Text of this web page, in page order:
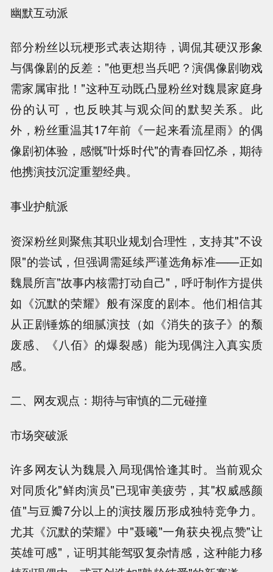
幽默互动派
部分粉丝以玩梗形式表达期待，调侃其硬汉形象
与偶像剧的反差："他更想当兵吧？演偶像剧吻戏
需家属审批！"这种互动既凸显粉丝对魏晨家庭身
份的认可，也反映其与观众间的默契关系。此
外，粉丝重温其17年前《一起来看流星雨》的偶
像剧初体验，感慨"叶烁时代"的青春回忆杀，期待
他携演技沉淀重塑经典。
事业护航派
资深粉丝则聚焦其职业规划合理性，支持其"不设
限"的尝试，但强调需延续严谨选角标准——正如
魏晨所言"故事内核需打动自己"，呼吁制作方提供
如《沉默的荣耀》般有深度的剧本。他们相信其
从正剧锤炼的细腻演技（如《消失的孩子》的颓
废感、《八佰》的爆裂感）能为现偶注入真实质
感。
二、网友观点：期待与审慎的二元碰撞
市场突破派
许多网友认为魏晨入局现偶恰逢其时。当前观众
对同质化"鲜肉演员"已现审美疲劳，其"权威感颜
值"与豆瓣7分以上的演技履历形成独特竞争力。
尤其《沉默的荣耀》中"聂曦"一角获央视点赞"让
英雄可感"，证明其能驾驭复杂情感，这种能力移